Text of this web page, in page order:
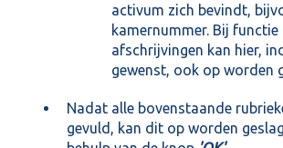
activum zich bevindt,
kamernummer. Bij
afschrijvingen kan hier,
gewenst, ook op worden
Nadat alle bovenstaande
gevuld, kan dit op worden